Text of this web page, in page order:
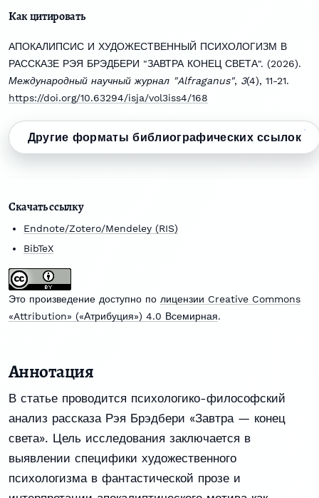
Как цитировать
АПОКАЛИПСИС И ХУДОЖЕСТВЕННЫЙ ПСИХОЛОГИЗМ В
РАССКАЗЕ РЭЯ БРЭДБЕРИ "ЗАВТРА КОНЕЦ СВЕТА". (2026).
Международный научный журнал "Alfraganus", 3(4), 11-21.
https://doi.org/10.63294/isja/vol3iss4/168
Другие форматы библиографических ссылок
Скачать ссылку
Endnote/Zotero/Mendeley (RIS)
BibTeX
Это произведение доступно по лицензии Creative Commons
«Attribution» («Атрибуция») 4.0 Всемирная.
Аннотация
В статье проводится психологико-философский
анализ рассказа Рэя Брэдбери «Завтра — конец
света». Цель исследования заключается в
выявлении специфики художественного
психологизма в фантастической прозе и